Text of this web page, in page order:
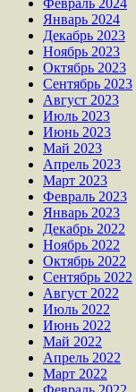
Январь 2024
Декабрь 2023
Ноябрь 2023
Октябрь 2023
Сентябрь 2023
Август 2023
Июль 2023
Июнь 2023
Май 2023
Апрель 2023
Март 2023
Февраль 2023
Январь 2023
Декабрь 2022
Ноябрь 2022
Октябрь 2022
Сентябрь 2022
Август 2022
Июль 2022
Июнь 2022
Май 2022
Апрель 2022
Март 2022